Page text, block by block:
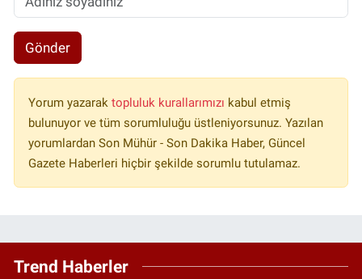
Gönder
Yorum yazarak topluluk kurallarımızı kabul etmiş
bulunuyor ve tüm sorumluluğu üstleniyorsunuz. Yazılan
yorumlardan Son Mühür - Son Dakika Haber, Güncel
Gazete Haberleri hiçbir şekilde sorumlu tutulamaz.
Trend Haberler